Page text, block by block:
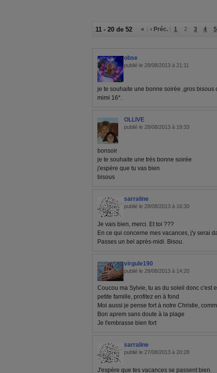
11 - 20 de 52 « ‹ Préc. 1 2 3 4 5
obse
publié le 28/08/2013 à 21:11
je te souhaite une bonne soirée ,gros bisous
mimi 16*.
OLLIVE
publié le 28/08/2013 à 19:33
bonsoir
je te souhaite une très bonne soirée
j'espère que tu vas bien
bisous
sarraline
publié le 28/08/2013 à 16:30
Je vais bien, merci. Et toi ???
En ce qui concerne mes vacances, j'y serai
Passes un bel après-midi. Bisou.
virgule190
publié le 28/08/2013 à 14:20
Coucou ma Sylvie, tu as du soleil donc c'est
petite famille, profitez en à fond
Moi aussi je pense fort à notre Christie,
Bon aprem sans doute à la plage
Je t'embrasse bien fort
sarraline
publié le 27/08/2013 à 20:28
J'espère que tes vacances se passent bien.